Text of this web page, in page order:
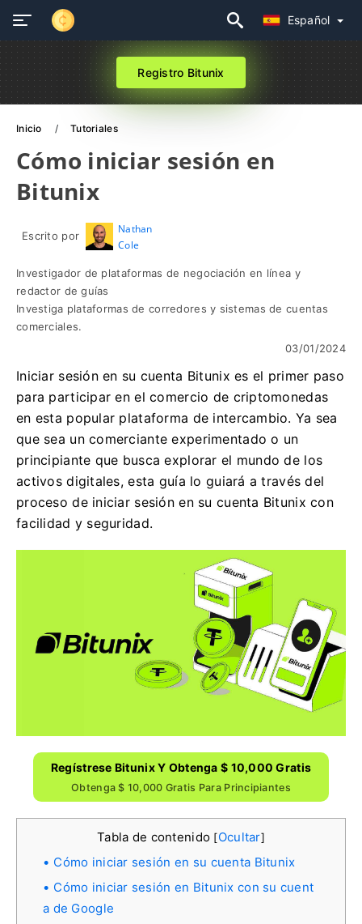
Español
Registro Bitunix
Inicio Tutoriales
Cómo iniciar sesión en
Bitunix
Escrito por
Nathan
Cole
Investigador de plataformas de negociación en línea y
redactor de guías
Investiga plataformas de corredores y sistemas de cuentas
comerciales.
03/01/2024
Iniciar sesión en su cuenta Bitunix es el primer paso
para participar en el comercio de criptomonedas
en esta popular plataforma de intercambio. Ya sea
que sea un comerciante experimentado o un
principiante que busca explorar el mundo de los
activos digitales, esta guía lo guiará a través del
proceso de iniciar sesión en su cuenta Bitunix con
facilidad y seguridad.
Regístrese Bitunix Y Obtenga $ 10,000 Gratis
Obtenga $ 10,000 Gratis Para Principiantes
Tabla de contenido [Ocultar]
Cómo iniciar sesión en su cuenta Bitunix
Cómo iniciar sesión en Bitunix con su cuent
a de Google